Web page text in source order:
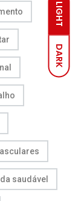
LIGHT
DARK
saudável